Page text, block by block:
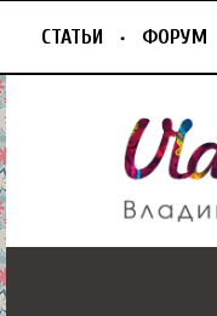
СТАТЬИ ФОРУМ